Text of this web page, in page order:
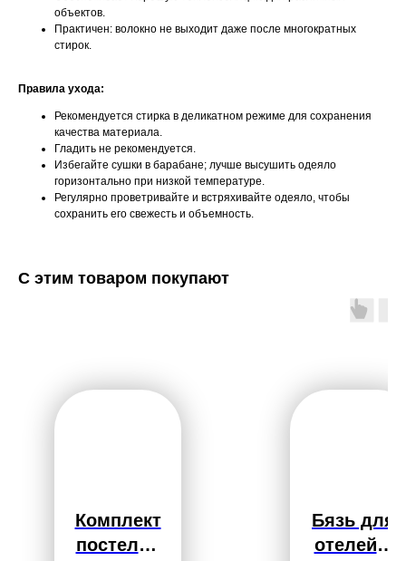
объектов.
Практичен: волокно не выходит даже после многократных
стирок.
Правила ухода:
Рекомендуется стирка в деликатном режиме для сохранения
качества материала.
Гладить не рекомендуется.
Избегайте сушки в барабане; лучше высушить одеяло
горизонтально при низкой температуре.
Регулярно проветривайте и встряхивайте одеяло, чтобы
сохранить его свежесть и объемность.
С этим товаром покупают
Комплект
постельн
Бязь для
отелей и